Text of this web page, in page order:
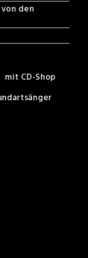
den
mit CD-Shop